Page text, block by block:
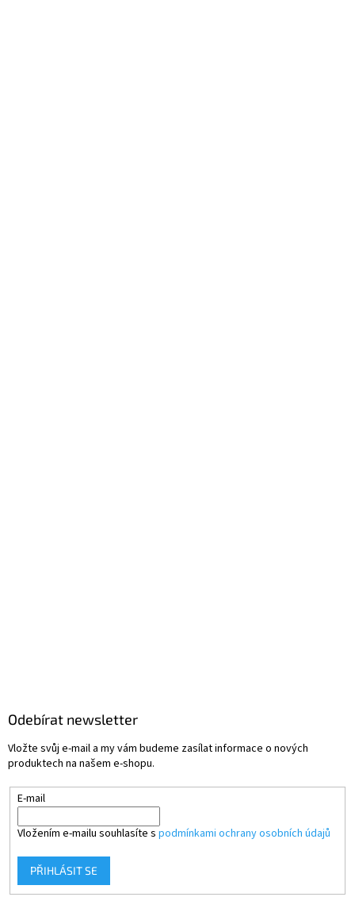
Odebírat newsletter
Vložte svůj e-mail a my vám budeme zasílat informace o nových
produktech na našem e-shopu.
E-mail
Vložením e-mailu souhlasíte s podmínkami ochrany osobních údajů
PŘIHLÁSIT SE